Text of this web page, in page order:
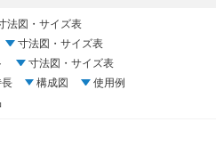
法図・サイズ表
寸法図・サイズ表
寸法図・サイズ表
構成図
使用例